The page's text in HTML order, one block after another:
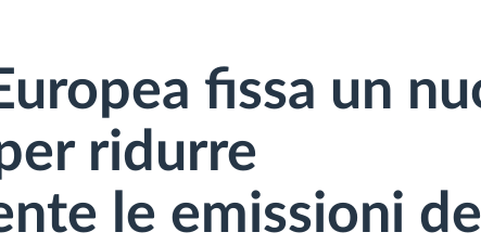
fissa un
ridurre
le emissioni del